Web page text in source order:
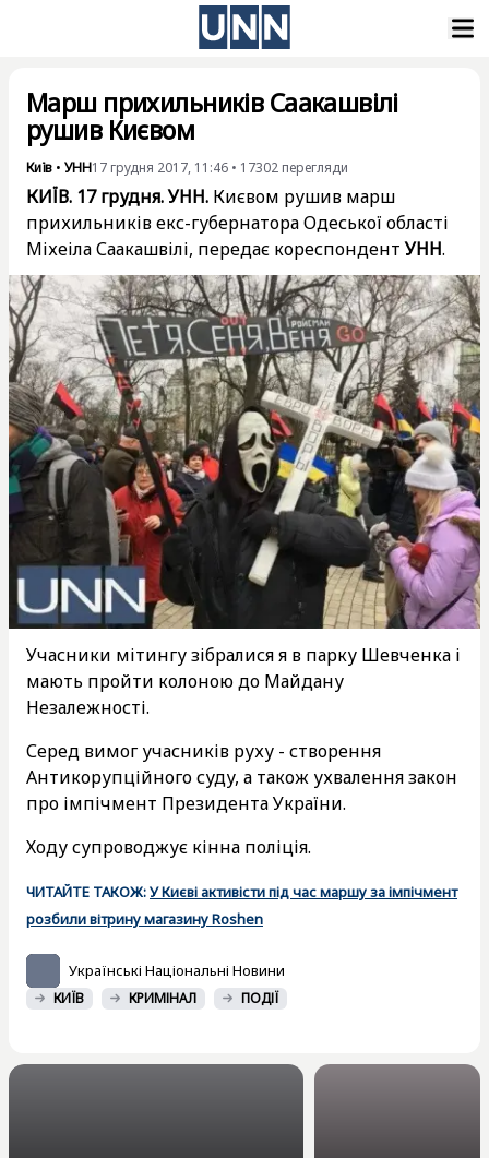
Марш прихильників Саакашвілі
рушив Києвом
Київ • УНН17 грудня 2017, 11:46 • 17302 перегляди
КИЇВ. 17 грудня. УНН. Києвом рушив марш
прихильників екс-губернатора Одеської області
Міхеіла Саакашвілі, передає кореспондентУНН.
Учасники мітингу зібралися я в парку Шевченка і
мають пройти колоною до Майдану
Незалежності.
Серед вимог учасників руху - створення
Антикорупційного суду, а також ухвалення закон
про імпічмент Президента України.
Ходу супроводжує кінна поліція.
ЧИТАЙТЕ ТАКОЖ:У Києві активісти під час маршу за імпічмент
розбили вітрину магазину Roshen
Українські Національні Новини
КИЇВ КРИМІНАЛ ПОДІЇ